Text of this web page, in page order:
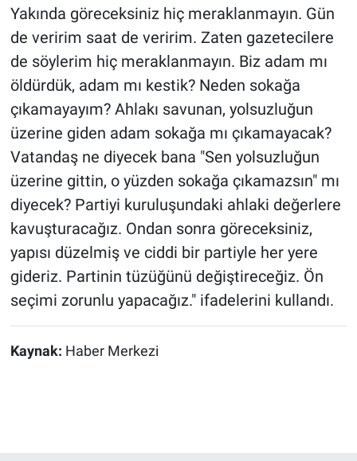
Yakında göreceksiniz hiç meraklanmayın. Gün
de veririm saat de veririm. Zaten gazetecilere
de söylerim hiç meraklanmayın. Biz adam mı
öldürdük, adam mı kestik? Neden sokağa
çıkamayayım? Ahlakı savunan, yolsuzluğun
üzerine giden adam sokağa mı çıkamayacak?
Vatandaş ne diyecek bana "Sen yolsuzluğun
üzerine gittin, o yüzden sokağa çıkamazsın" mı
diyecek? Partiyi kuruluşundaki ahlaki değerlere
kavuşturacağız. Ondan sonra göreceksiniz,
yapısı düzelmiş ve ciddi bir partiyle her yere
gideriz. Partinin tüzüğünü değiştireceğiz. Ön
seçimi zorunlu yapacağız." ifadelerini kullandı.
Kaynak: Haber Merkezi